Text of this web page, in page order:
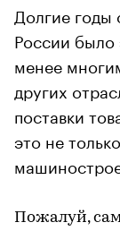
Долгие
России было
менее
других
поставки
это не
Пожалуй,